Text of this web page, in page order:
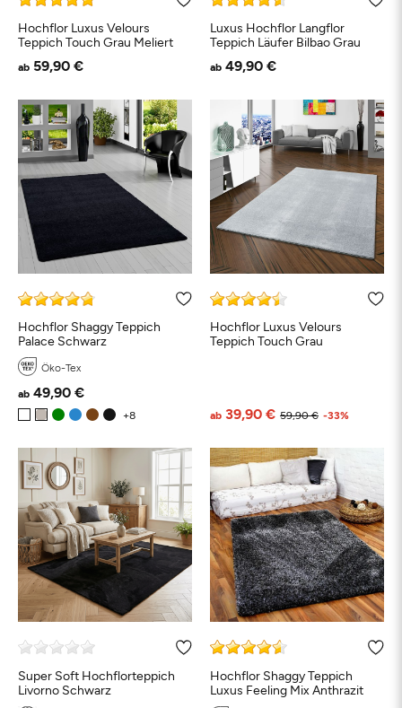
Hochflor Luxus Velours
Teppich Touch Grau Meliert
ab 59,90 €
Luxus Hochflor Langflor
Teppich Läufer Bilbao Grau
ab 49,90 €
Hochflor Shaggy Teppich
Palace Schwarz
Öko-Tex
ab 49,90 €
Hochflor Luxus Velours
Teppich Touch Grau
59,90 €
ab 39,90 € -33%
Super Soft Hochflorteppich
Livorno Schwarz
Hochflor Shaggy Teppich
Luxus Feeling Mix Anthrazit